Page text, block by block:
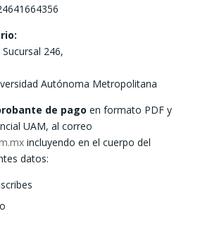
246,
Autónoma Metropolitana
de pago en formato PDF y
UAM, al correo
incluyendo en el cuerpo del
datos: